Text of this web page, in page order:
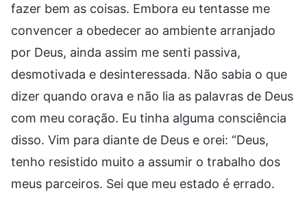
fazer bem as coisas. Embora eu tentasse me
convencer a obedecer ao ambiente arranjado
por Deus, ainda assim me senti passiva,
desmotivada e desinteressada. Não sabia o que
dizer quando orava e não lia as palavras de Deus
com meu coração. Eu tinha alguma consciência
disso. Vim para diante de Deus e orei: “Deus,
tenho resistido muito a assumir o trabalho dos
meus parceiros. Sei que meu estado é errado.